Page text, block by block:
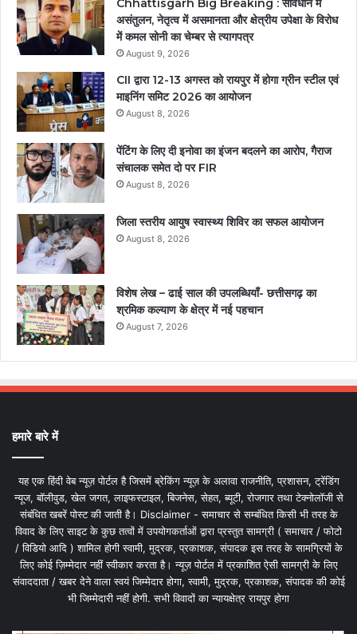
Chhattisgarh Big Breaking : संविधान में
असंतुलन, नेतृत्व में असमानता और क्षेत्रीय उपेक्षा के विरोध
में कमल सोनी का चेम्बर से त्यागपत्र
August 9, 2026
CII द्वारा 12-13 अगस्त को रायपुर में होगा ग्रीन स्टील एवं
माइनिंग समिट 2026 का आयोजन
August 8, 2026
पेंटिंग के लिए दी इनोवा का इंजन बदलने का आरोप, गैराज
संचालक समेत दो पर FIR
August 8, 2026
जिला स्तरीय आयुष स्वास्थ्य शिविर का सफल आयोजन
August 8, 2026
विशेष लेख – ढाई साल की उपलब्धियाँ- छत्तीसगढ़ का
श्रमिक कल्याण के क्षेत्र में नई पहचान
August 7, 2026
हमारे बारे में
यह एक हिंदी वेब न्यूज़ पोर्टल है जिसमें ब्रेकिंग न्यूज़ के अलावा राजनीति, प्रशासन, ट्रेंडिंग
न्यूज, बॉलीवुड, खेल जगत, लाइफस्टाइल, बिजनेस, सेहत, ब्यूटी, रोजगार तथा टेक्नोलॉजी से
संबंधित खबरें पोस्ट की जाती है। Disclaimer - समाचार से सम्बंधित किसी भी तरह के
विवाद के लिए साइट के कुछ तत्वों में उपयोगकर्ताओं द्वारा प्रस्तुत सामग्री ( समाचार / फोटो
/ विडियो आदि ) शामिल होगी स्वामी, मुद्रक, प्रकाशक, संपादक इस तरह के सामग्रियों के
लिए कोई ज़िम्मेदार नहीं स्वीकार करता है। न्यूज़ पोर्टल में प्रकाशित ऐसी सामग्री के लिए
संवाददाता / खबर देने वाला स्वयं जिम्मेदार होगा, स्वामी, मुद्रक, प्रकाशक, संपादक की कोई
भी जिम्मेदारी नहीं होगी. सभी विवादों का न्यायक्षेत्र रायपुर होगा